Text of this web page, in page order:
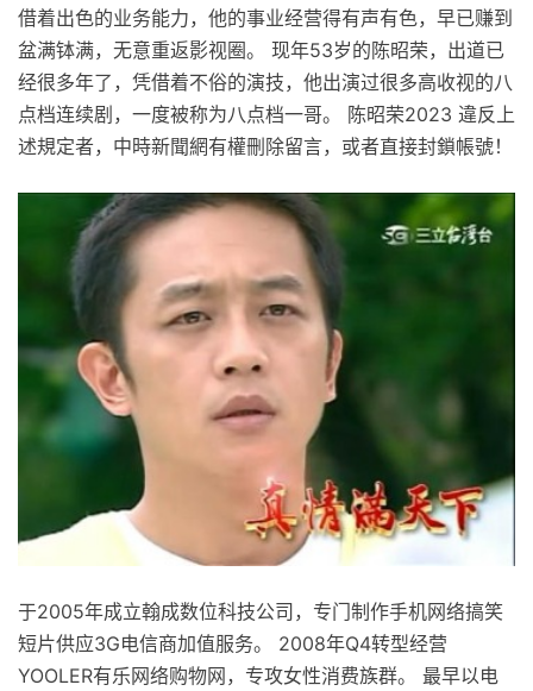
借着出色的业务能力，他的事业经营得有声有色，早已赚到
盆满钵满，无意重返影视圈。 现年53岁的陈昭荣，出道已
经很多年了，凭借着不俗的演技，他出演过很多高收视的八
点档连续剧，一度被称为八点档一哥。 陈昭荣2023 違反上
述規定者，中時新聞網有權刪除留言，或者直接封鎖帳號！
于2005年成立翰成数位科技公司，专门制作手机网络搞笑
短片供应3G电信商加值服务。 2008年Q4转型经营
YOOLER有乐网络购物网，专攻女性消费族群。 最早以电